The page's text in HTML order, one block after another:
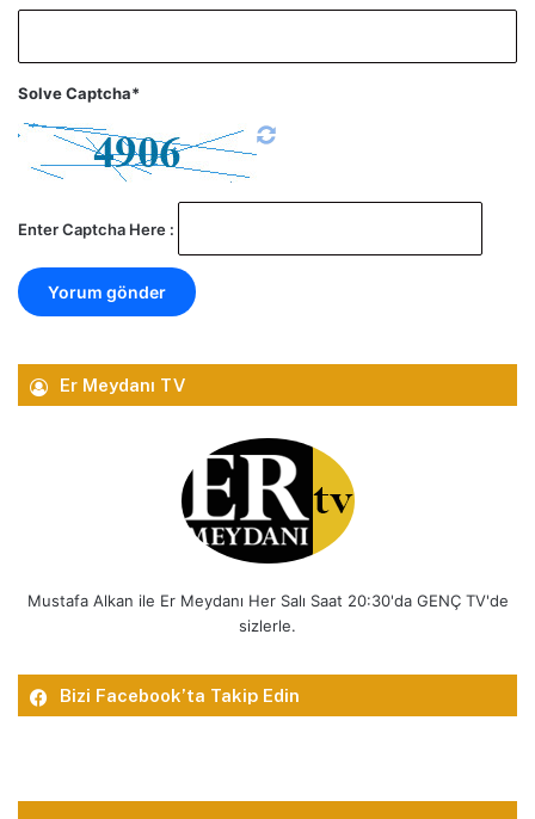
Solve Captcha*
Enter Captcha Here :
Er Meydanı TV
Mustafa Alkan ile Er Meydanı Her Salı Saat 20:30'da GENÇ TV'de
sizlerle.
Bizi Facebook’ta Takip Edin